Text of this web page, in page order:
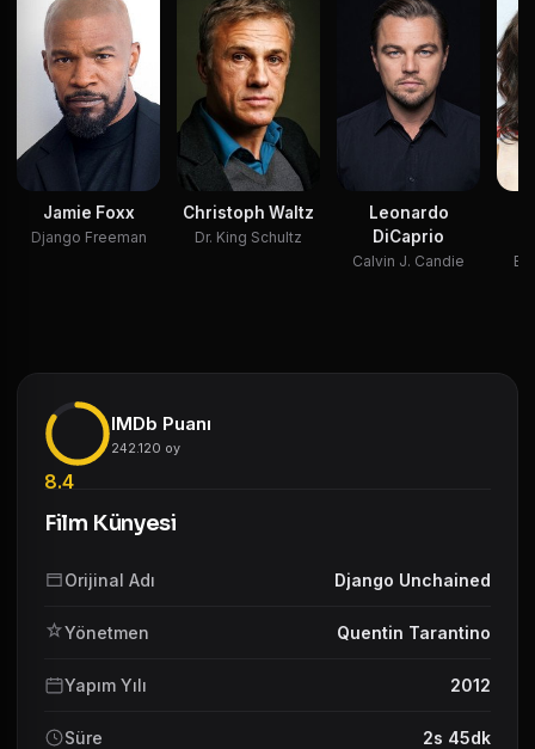
Jamie Foxx
Django Freeman
Christoph Waltz
Dr. King Schultz
Leonardo
DiCaprio
Calvin J. Candie
8.4
IMDb Puanı
242.120 oy
Film Künyesi
Orijinal Adı Django Unchained
Yönetmen Quentin Tarantino
Yapım Yılı 2012
Süre 2s 45dk